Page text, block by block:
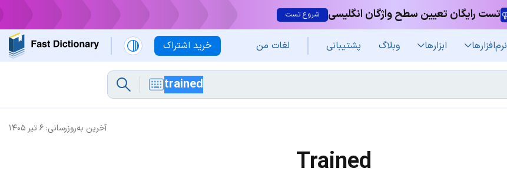
تست رایگان تعیین سطح واژگان انگلیسی شروع تست
خرید اشتراک نرم‌افزار‌ها ابزارها وبلاگ پشتیبانی لغات من
آخرین به‌روزرسانی: ۶ تیر ۱۴۰۵
Trained